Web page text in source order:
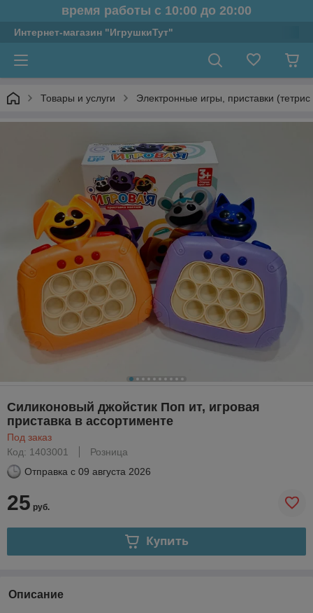
время работы с 10:00 до 20:00
Интернет-магазин "ИгрушкиТут"
Товары и услуги Электронные игры, приставки
Силиконовый джойстик Поп ит, игровая
приставка в ассортименте
Под заказ
Код: 1403001
Розница
Отправка с 09 августа 2026
25 руб.
Купить
Описание